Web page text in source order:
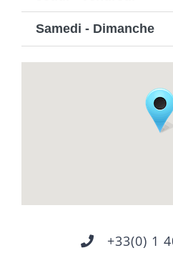
Samedi - Dimanche
+33(0) 1